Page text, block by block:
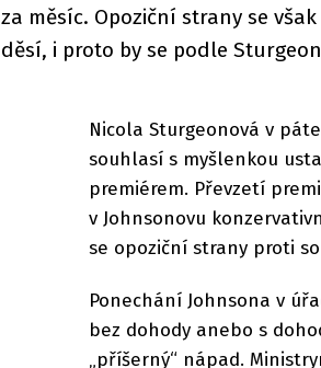
za měsíc. Opoziční strany se
děsí, i proto by se podle
Nicola Sturgeonová v
souhlasí s myšlenkou
premiérem. Převzetí
v Johnsonovu
se opoziční strany proti
Ponechání Johnsona v
bez dohody anebo s
„příšerný“ nápad.